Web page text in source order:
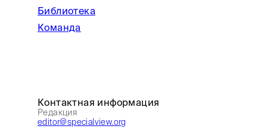
Библиотека
Команда
Контактная информация
Редакция
editor@specialview.org